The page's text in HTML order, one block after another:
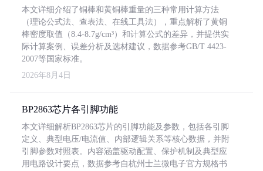
本文详细介绍了铜棒和黄铜棒重量的三种常用计算方法
（理论公式法、查表法、在线工具法），重点解析了黄铜
棒密度取值（8.4-8.7g/cm³）和计算公式的差异，并提供实
际计算案例、误差分析及选材建议，数据参考GB/T 4423-
2007等国家标准。
2026年8月4日
BP2863芯片各引脚功能
本文详细解析BP2863芯片的引脚功能及参数，包括各引脚
定义、典型电压/电流值、内部逻辑关系等核心数据，并附
引脚参数对照表。内容涵盖驱动配置、保护机制及典型应
用电路设计要点，数据参考自杭州士兰微电子官方规格书